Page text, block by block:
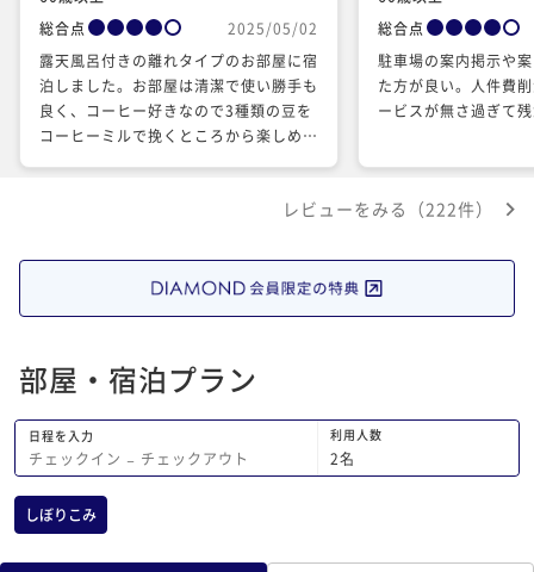
総合点
2025/05/02
露天風呂付きの離れタイプのお部屋に宿
泊しました。お部屋は清潔で使い勝手も
良く、コーヒー好きなので3種類の豆を
コーヒーミルで挽くところから楽しめる
まで使えなかったのが残念でした。幸い
だと何のために露天風呂付きにしたのか
わからない状態になったと思うので、露
事は見た目も美しくて美味しかったで
で、特にチェックインの時に雨で濡れて
いるのを見て、タオルを何枚も 持って
す。
総合点
駐車場の案内掲示や
た方が良い。人件費
ービスが無さ過ぎて
レビューをみる（222件）
部屋・宿泊プラン
日程を入力
チェックイン − チェックアウト
利用人数
2名
しぼりこみ